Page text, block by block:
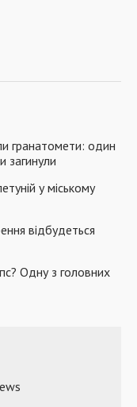
гранатомети: один
загинули
у міському
відбудеться
Одну з головних